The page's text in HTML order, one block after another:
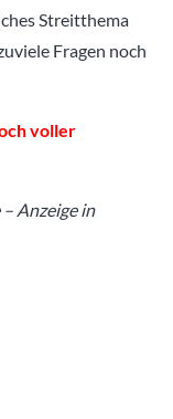
Streitthema
Fragen noch
voller
Anzeige in